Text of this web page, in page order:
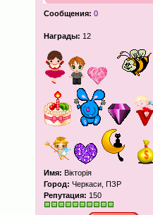
Сообщения: 0
Награды: 12
Имя: Вікторія
Город: Черкаси, ПЗР
Репутация: 150